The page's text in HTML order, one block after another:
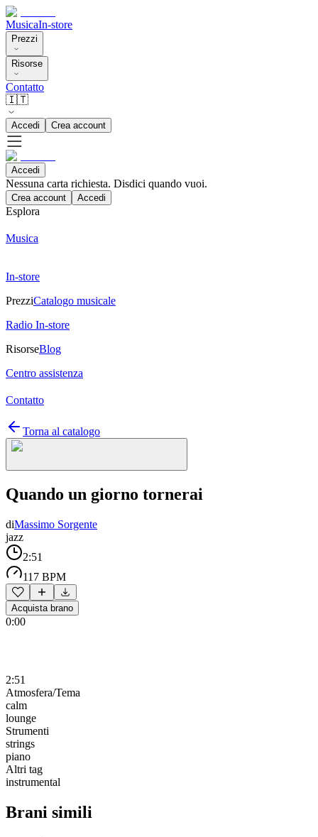
MusicaIn-store
Prezzi
Risorse
Contatto
🇮🇹
Accedi Crea account
Accedi
Nessuna carta richiesta. Disdici quando vuoi.
Crea account Accedi
Esplora
Musica
In-store
PrezziCatalogo musicale
Radio In-store
RisorseBlog
Centro assistenza
Contatto
Torna al catalogo
Quando un giorno tornerai
diMassimo Sorgente
jazz
2:51
117 BPM
Acquista brano
0:00
2:51
Atmosfera/Tema
calm
lounge
Strumenti
strings
piano
Altri tag
instrumental
Brani simili